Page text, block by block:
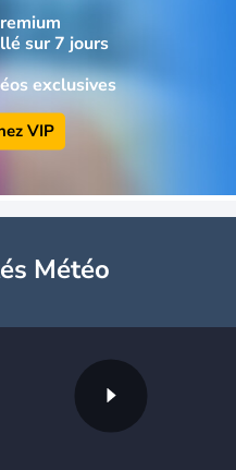
sur 7 jours
exclusives
VIP
Météo